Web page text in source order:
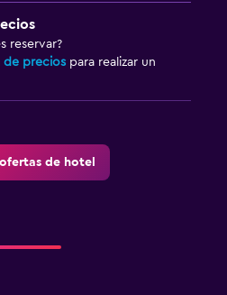
reservar?
de precios para realizar un
de hotel